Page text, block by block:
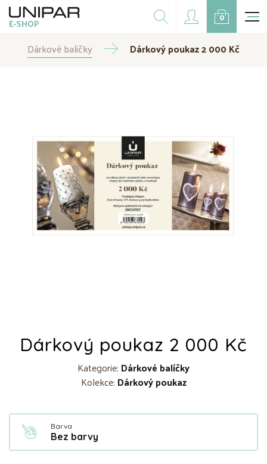
E-SHOP
Dárkové balíčky
Doplňky
Kampaně
CZK EUR
0
Dárkové balíčky Dárkový poukaz 2 000 Kč
Dárkový poukaz 2 000 Kč
Kategorie: Dárkové balíčky
Kolekce: Dárkový poukaz
Barva
Bez barvy